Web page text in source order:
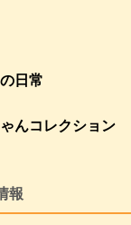
日常
んコレクション
報